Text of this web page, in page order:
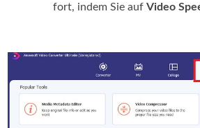
fort, indem Sie aufVideo